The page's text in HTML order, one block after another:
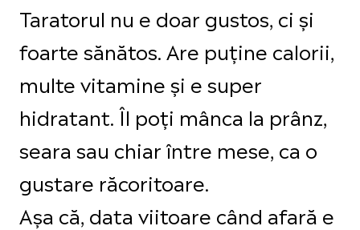
Taratorul nu e doar gustos, ci și
foarte sănătos. Are puține calorii,
multe vitamine și e super
hidratant. Îl poți mânca la prânz,
seara sau chiar între mese, ca o
gustare răcoritoare.
Așa că, data viitoare când afară e